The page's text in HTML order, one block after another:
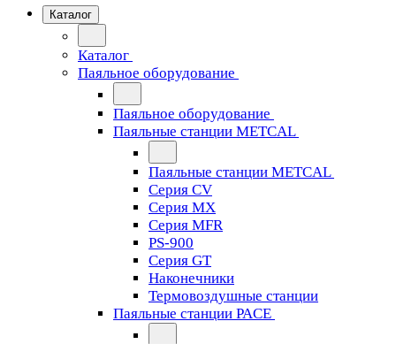
Каталог
Каталог
Паяльное оборудование
Паяльное оборудование
Паяльные станции METCAL
Паяльные станции METCAL
Серия CV
Серия MX
Серия MFR
PS-900
Серия GT
Наконечники
Термовоздушные станции
Паяльные станции PACE